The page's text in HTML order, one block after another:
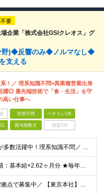
要
企業「株式会社GSIクレオス」グ
野)◆反響のみ◆ノルマなし◆
支える
！／ 理系知識不問×異業種営業出身
躍◎ 最先端技術で「食・生活」を守
高い仕事へ
学歴不問 ベテランOK
賞与複数月 面接1回
＼異業界出身者が多数活躍中！理系知識不問／ ■法人営業（BtoB）の経験をお持ちの方 ■普通自動車免許（AT限定可）をお持ちの方※入社までの取得可 ※学歴不問 ～求める人物像について～ ・明るく礼儀
★賞与昨年度実績：基本給×2.62ヶ月分 ★毎年必ず昇給する経験給制度あり！ ■月給：23万5000円〜45万円＋賞与年2回 ※経験・スキルを考慮し、当社規定の「バンド（等級）」に合わせて決定します
＼東京・大阪の2拠点で募集中／ 【東京本社】東京都江東区亀戸1-28-6 【大阪支店】大阪府大阪市東淀川区東中島1-13-25 ※ご希望の勤務地を考慮します。当面転勤は想定していません。 ご本人の希